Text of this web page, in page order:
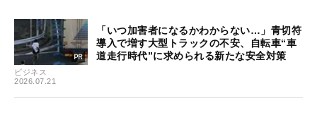
ビジネス
2026.07.21
「いつ加害者になるかわからない…」青切符
導入で増す大型トラックの不安、自転車“車
道走行時代”に求められる新たな安全対策